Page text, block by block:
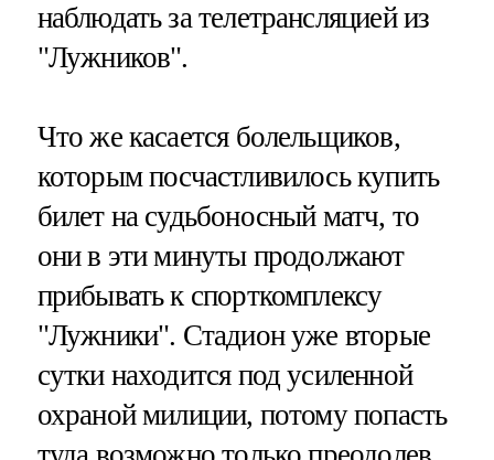
наблюдать за телетрансляцией из
"Лужников".
Что же касается болельщиков,
которым посчастливилось купить
билет на судьбоносный матч, то
они в эти минуты продолжают
прибывать к спорткомплексу
"Лужники". Стадион уже вторые
сутки находится под усиленной
охраной милиции, потому попасть